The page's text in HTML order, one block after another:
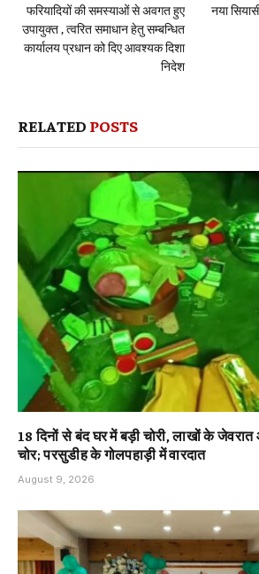
फरियादियों की समस्याओं से अवगत हुए
उपायुक्त , त्वरित समाधान हेतु सम्बन्धित
कार्यालय प्रधान को दिए आवश्यक दिशा
निदेश
नया
RELATED POSTS
18 दिनों से बंद घर में बड़ी चोरी, लाखों के
चोर; परसुडीह के गोलपहाड़ी में वारदात
August 9, 2026